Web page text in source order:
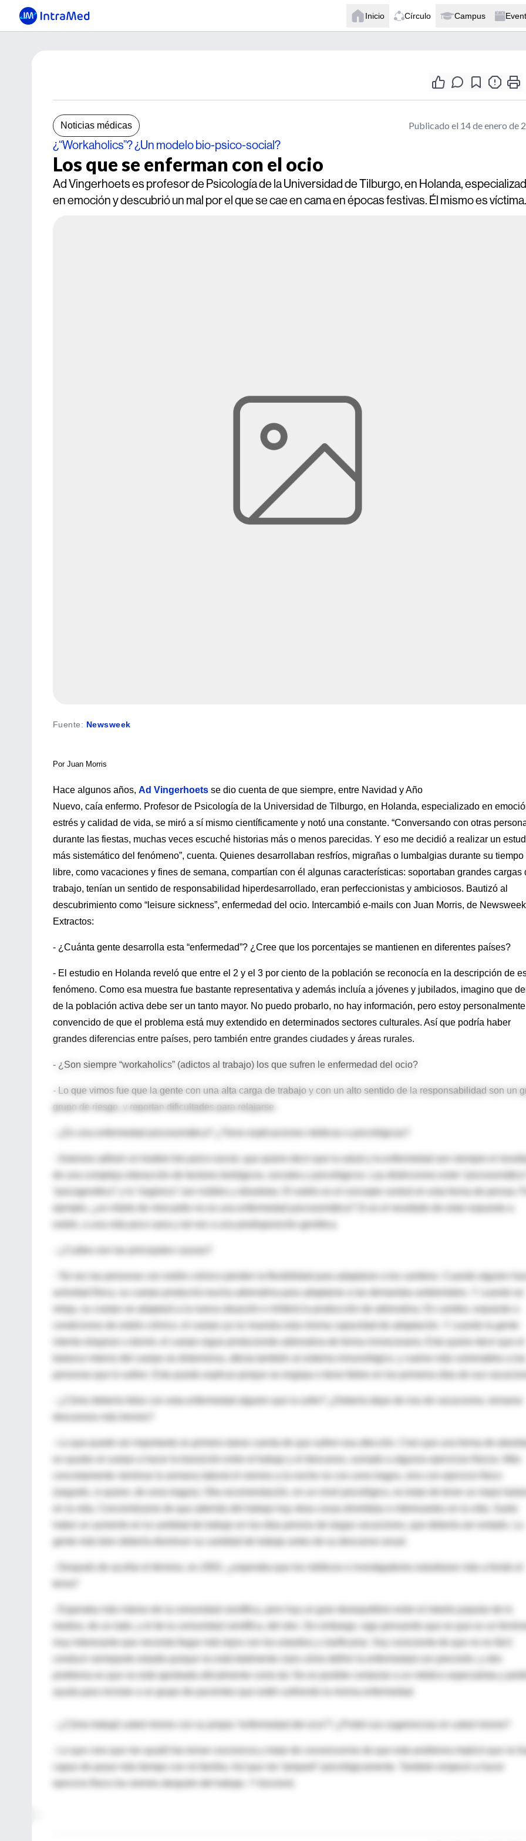
Inicio Círculo Campus
Noticias médicas Publicado el 14 de enero de
¿“Workaholics”? ¿Un modelo bio-psico-social?
Los que se enferman con el ocio
Ad Vingerhoets es profesor de Psicología de la Universidad de Tilburgo, en Holanda,
en emoción y descubrió un mal por el que se cae en cama en épocas festivas. Él mismo es víctima.
Fuente: Newsweek
Por Juan Morris
Hace algunos años, Ad Vingerhoets se dio cuenta de que siempre, entre Navidad y Año
Nuevo, caía enfermo. Profesor de Psicología de la Universidad de Tilburgo, en Holanda, especializado en
estrés y calidad de vida, se miró a sí mismo científicamente y notó una constante. “Conversando con otras
durante las fiestas, muchas veces escuché historias más o menos parecidas. Y eso me decidió a realizar un
más sistemático del fenómeno”, cuenta. Quienes desarrollaban resfríos, migrañas o lumbalgias durante su tiempo
libre, como vacaciones y fines de semana, compartían con él algunas características: soportaban grandes cargas
trabajo, tenían un sentido de responsabilidad hiperdesarrollado, eran perfeccionistas y ambiciosos. Bautizó al
descubrimiento como “leisure sickness”, enfermedad del ocio. Intercambió e-mails con Juan Morris, de
Extractos:
- ¿Cuánta gente desarrolla esta “enfermedad”? ¿Cree que los porcentajes se mantienen en diferentes países?
- El estudio en Holanda reveló que entre el 2 y el 3 por ciento de la población se reconocía en la descripción de
fenómeno. Como esa muestra fue bastante representativa y además incluía a jóvenes y jubilados, imagino que
de la población activa debe ser un tanto mayor. No puedo probarlo, no hay información, pero estoy personalmente
convencido de que el problema está muy extendido en determinados sectores culturales. Así que podría haber
grandes diferencias entre países, pero también entre grandes ciudades y áreas rurales.
- ¿Son siempre “workaholics” (adictos al trabajo) los que sufren le enfermedad del ocio?
- Lo que vimos fue que la gente con una alta carga de trabajo y con un alto sentido de la responsabilidad son un
grupo de riesgo, y reportan dificultades para relajarse.
- ¿Es una enfermedad psicosomática? ¿Tiene explicaciones médicas o psicológicas?
de una compleja interacción de factores biológicos, sociales y psicológicos. Las distinciones entre “psicosomático”
“psicogenético” y lo “orgánico” son inútiles y obsoletas. El estrés es el concepto central en esta forma de pensar.
estrés, a una vida poco sana y tal vez a una predisposición genética.
- Tal vez las personas con estrés crónico pierden la flexibilidad para adaptarse a los cambios. Cuando alguien
actividad física, su cuerpo producirá mucha adrenalina para adaptarse a las demandas ambientales. Y cuando se
relaja, su cuerpo se adaptará a la nueva situación e inhibirá la producción de adrenalina. En cambio, expuesto a
condiciones de estrés crónico, el cuerpo ya no muestra esta misma capacidad de adaptación. Y cuando la gente
intenta relajarse o dormir, el cuerpo sigue produciendo adrenalina de forma innnecesaria. Esto quiere decir que el
balance interno del cuerpo se distorsiona, afecta también al sistema inmunológico, y vuelve más vulnerables a las
personas que lo sufren. Esto puede explicar porque se engripa o tiene fiebre en los primeros días de sus
- ¿Cómo debería lidiar con esta enfermedad alguien que la sufre? ¿Debería dejar de irse de vacaciones, tomarse
- Lo que puede ser importante es primero darse cuenta de que sufren esa afección. Creo que una forma de
es ayudar al cuerpo a hacer la transición entre el trabajo y el descanso, sumado a algunos ejercicios físicos. Más
concretamente: terminar la semana laboral el viernes a la noche no con unos tragos, sino con ejercicio físico
(seguido, si quiere, de unos tragos). Otra recomendación, en un nivel psicológico, es tratar de tener un mejor
haber un aumento en la cantidad de trabajo en los días previos de largas vacaciones, que debería ser evitado. La
gente más bien debería disminuir su cantidad de trabajo antes de su descanso anual.
- Después de acuñar el término, en 2002, ¿esperaba que los médicos e investigadores estudiaran más a fondo el
- Esperaba más interes de la comunidad científica, pero hay un gran desequilibrio entre el interés popular de lo
medios, de un lado, y el de la comunidad científica, del otro. Sin embargo, sigo pensando que es que es un
muy interesante que necesita llegar más lejos con los estudios y clarificarse. Soy consciente de que no es fácil
problema es que no está aprobada oficialmente como tal. No es posible contactar a un médico especialista y
ayuda para reclutar a un grupo de pacientes que estén sufriendo la misma enfermedad.
- ¿Cómo trabajó usted mismo con su propia “enfermedad del ocio”? ¿Probó sus sugerencias en usted mismo?
capaz de pasar más tiempo con mi familia. Así que me “preparé” psicológicamente. También empecé a hacer